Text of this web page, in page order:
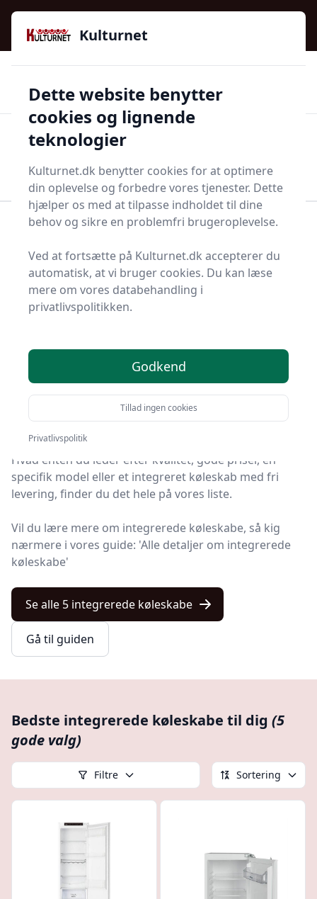
Kulturnet - Alt Det Gode I Livet | Din Kulturguide Siden
2016
97 kategorier 👍Kun godkendte butikker
Start søgning
Bolig og indretning
Køleskabe- og tilbehør
Integreret køleskab
Bedste integrerede
køleskabe til dig - 5
gode valg
Velkommen til Kulturnet! Vi har gjort arbejdet for dig
og udvalgt 5 af de bedste integrerede køleskabe på
markedet.
Hvad enten du leder efter kvalitet, gode priser, en
specifik model eller et integreret køleskab med fri
levering, finder du det hele på vores liste.
Vil du lære mere om integrerede køleskabe, så kig
nærmere i vores guide: 'Alle detaljer om integrerede
køleskabe'
Se alle 5 integrerede køleskabe
Gå til guiden
Bedste integrerede køleskabe til dig (5
gode valg)
Filtre Sortering
Kulturnet
Dette website benytter
cookies og lignende
teknologier
Kulturnet.dk benytter cookies for at optimere
din oplevelse og forbedre vores tjenester. Dette
hjælper os med at tilpasse indholdet til dine
behov og sikre en problemfri brugeroplevelse.
Ved at fortsætte på Kulturnet.dk accepterer du
automatisk, at vi bruger cookies. Du kan læse
mere om vores databehandling i
privatlivspolitikken.
Godkend
Tillad ingen cookies
Privatlivspolitik